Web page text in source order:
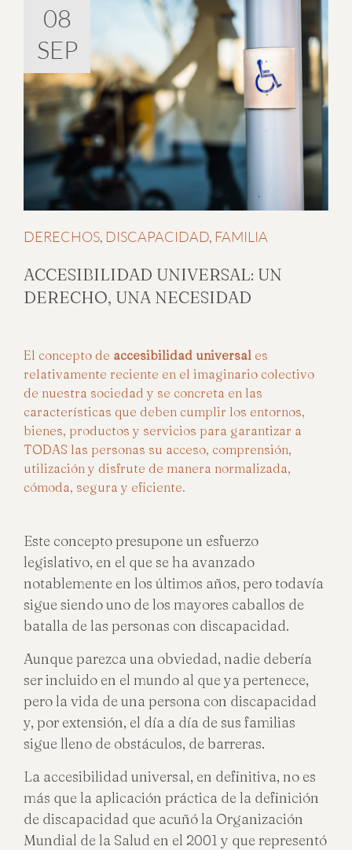
08
SEP
DERECHOS, DISCAPACIDAD, FAMILIA
ACCESIBILIDAD UNIVERSAL: UN
DERECHO, UNA NECESIDAD
El concepto de accesibilidad universal es
relativamente reciente en el imaginario colectivo
de nuestra sociedad y se concreta en las
características que deben cumplir los entornos,
bienes, productos y servicios para garantizar a
TODAS las personas su acceso, comprensión,
utilización y disfrute de manera normalizada,
cómoda, segura y eficiente.
Este concepto presupone un esfuerzo
legislativo, en el que se ha avanzado
notablemente en los últimos años, pero todavía
sigue siendo uno de los mayores caballos de
batalla de las personas con discapacidad.
Aunque parezca una obviedad, nadie debería
ser incluido en el mundo al que ya pertenece,
pero la vida de una persona con discapacidad
y, por extensión, el día a día de sus familias
sigue lleno de obstáculos, de barreras.
La accesibilidad universal, en definitiva, no es
más que la aplicación práctica de la definición
de discapacidad que acuñó la Organización
Mundial de la Salud en el 2001 y que representó